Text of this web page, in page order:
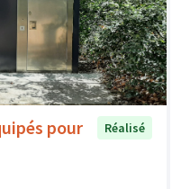
pour
Réalisé